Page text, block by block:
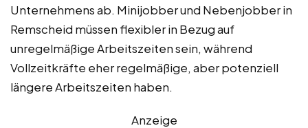
Unternehmens ab. Minijobber und Nebenjobber in
Remscheid müssen flexibler in Bezug auf
unregelmäßige Arbeitszeiten sein, während
Vollzeitkräfte eher regelmäßige, aber potenziell
längere Arbeitszeiten haben.
Anzeige